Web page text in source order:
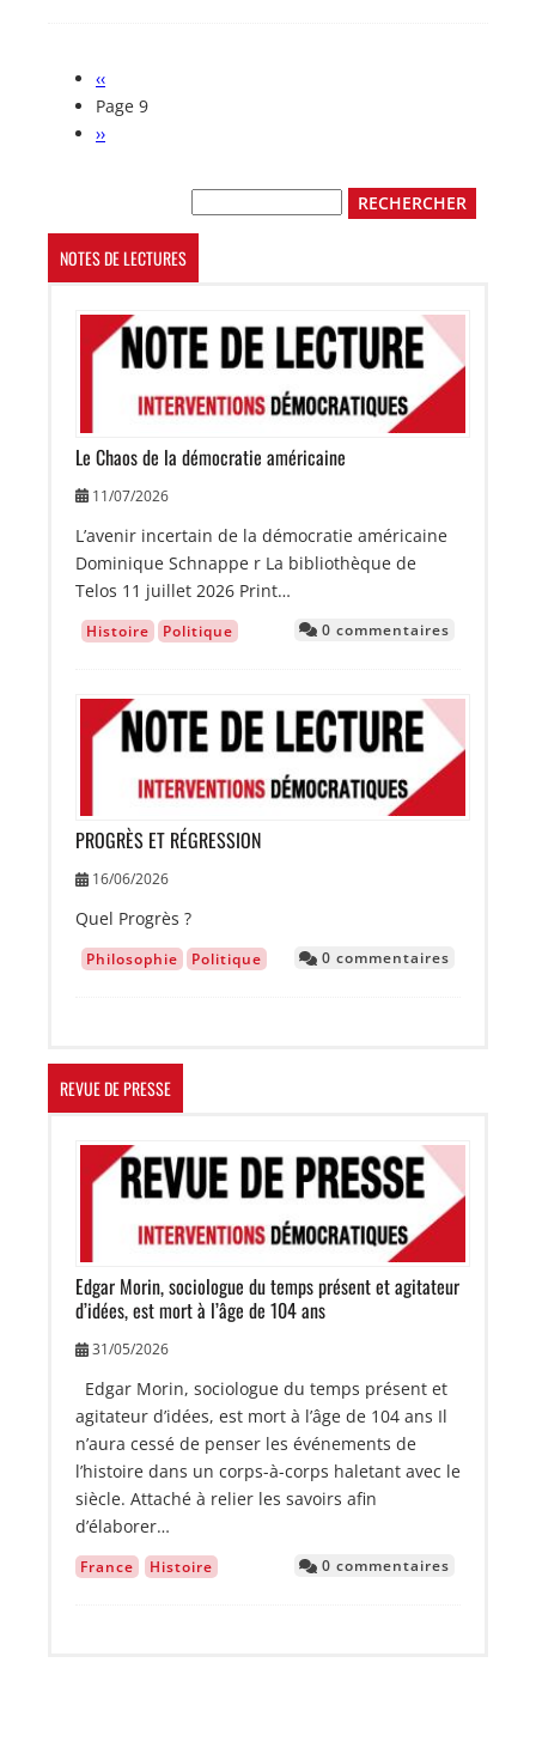
Pagination
Page
précédente
‹‹
Page 9
Page
››
NOTES DE LECTURES
Image
Le Chaos de la démocratie américaine
11/07/2026
L’avenir incertain de la démocratie américaine
Dominique Schnappe r La bibliothèque de
Telos 11 juillet 2026 Print…
Histoire Politique 0 commentaires
Image
PROGRÈS ET RÉGRESSION
16/06/2026
Quel Progrès ?
Philosophie Politique 0 commentaires
REVUE DE PRESSE
Image
Edgar Morin, sociologue du temps présent et agitateur
d’idées, est mort à l’âge de 104 ans
31/05/2026
Edgar Morin, sociologue du temps présent et
agitateur d’idées, est mort à l’âge de 104 ans Il
n’aura cessé de penser les événements de
l’histoire dans un corps-à-corps haletant avec le
siècle. Attaché à relier les savoirs afin
d’élaborer…
France Histoire 0 commentaires